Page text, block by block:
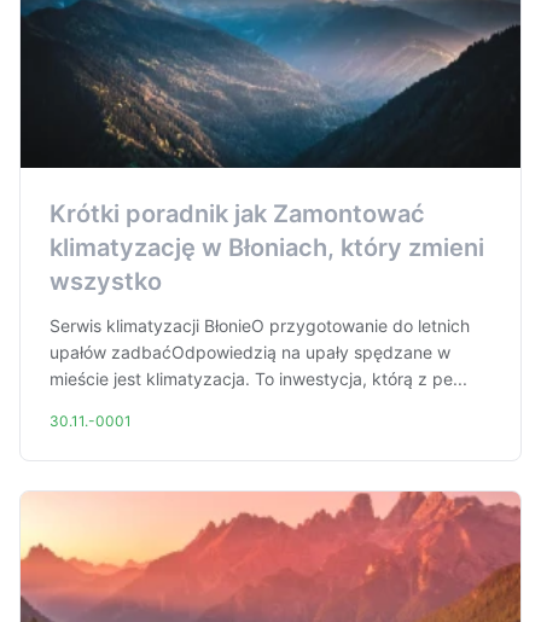
Krótki poradnik jak Zamontować
klimatyzację w Błoniach, który zmieni
wszystko
Serwis klimatyzacji BłonieO przygotowanie do letnich
upałów zadbaćOdpowiedzią na upały spędzane w
mieście jest klimatyzacja. To inwestycja, którą z pe...
30.11.-0001